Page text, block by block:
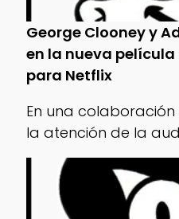
George Clooney y
en la nueva
para Netflix
En una
la atención de la